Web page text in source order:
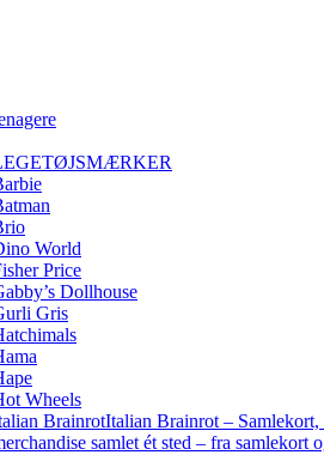
World
Price
Dollhouse
Gris
Wheels
BrainrotItalian Brainrot –
samlet ét sted – fra